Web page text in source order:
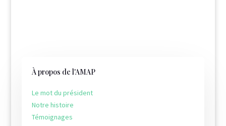
À propos de l'AMAP
Le mot du président
Notre histoire
Témoignages